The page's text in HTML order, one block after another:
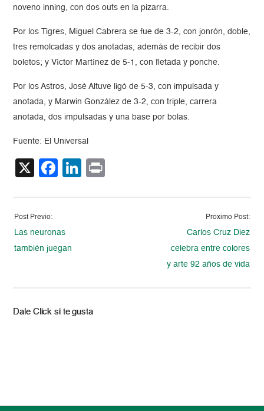
noveno inning, con dos outs en la pizarra.
Por los Tigres, Miguel Cabrera se fue de 3-2, con jonrón, doble,
tres remolcadas y dos anotadas, además de recibir dos
boletos; y Víctor Martínez de 5-1, con fletada y ponche.
Por los Astros, José Altuve ligó de 5-3, con impulsada y
anotada, y Marwin González de 3-2, con triple, carrera
anotada, dos impulsadas y una base por bolas.
Fuente: El Universal
X Facebook
LinkedIn
Post Previo:
Las neuronas
también juegan
Proximo Post:
Carlos Cruz Diez
celebra entre colores
y arte 92 años de vida
Dale Click si te gusta